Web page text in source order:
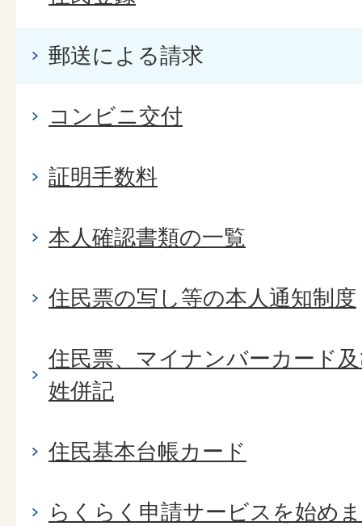
郵送による請求
コンビニ交付
証明手数料
本人確認書類の一覧
住民票の写し等の本人通知制度
住民票、マイナンバーカード
姓併記
住民基本台帳カード
らくらく申請サービスを始め